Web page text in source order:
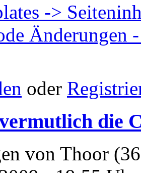
->
Änderungen
oder
die
von Thoor